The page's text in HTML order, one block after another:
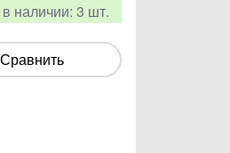
наличии: 3 шт.
Сравнить